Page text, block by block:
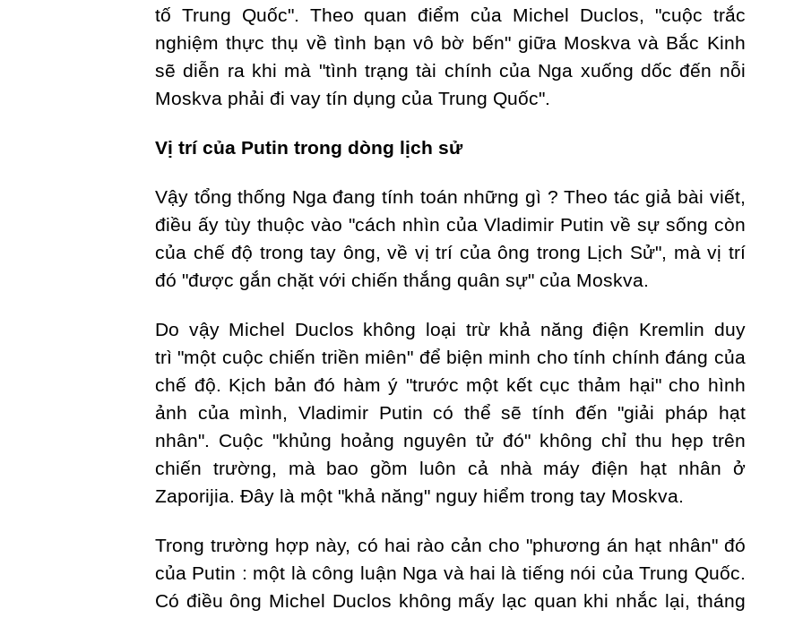
tố Trung Quốc". Theo quan điểm của Michel Duclos, "cuộc trắc
nghiệm thực thụ về tình bạn vô bờ bến" giữa Moskva và Bắc Kinh
sẽ diễn ra khi mà "tình trạng tài chính của Nga xuống dốc đến nỗi
Moskva phải đi vay tín dụng của Trung Quốc".
Vị trí của Putin trong dòng lịch sử
Vậy tổng thống Nga đang tính toán những gì ? Theo tác giả bài viết,
điều ấy tùy thuộc vào "cách nhìn của Vladimir Putin về sự sống còn
của chế độ trong tay ông, về vị trí của ông trong Lịch Sử", mà vị trí
đó "được gắn chặt với chiến thắng quân sự" của Moskva.
Do vậy Michel Duclos không loại trừ khả năng điện Kremlin duy
trì "một cuộc chiến triền miên" để biện minh cho tính chính đáng của
chế độ. Kịch bản đó hàm ý "trước một kết cục thảm hại" cho hình
ảnh của mình, Vladimir Putin có thể sẽ tính đến "giải pháp hạt
nhân". Cuộc "khủng hoảng nguyên tử đó" không chỉ thu hẹp trên
chiến trường, mà bao gồm luôn cả nhà máy điện hạt nhân ở
Zaporijia. Đây là một "khả năng" nguy hiểm trong tay Moskva.
Trong trường hợp này, có hai rào cản cho "phương án hạt nhân" đó
của Putin : một là công luận Nga và hai là tiếng nói của Trung Quốc.
Có điều ông Michel Duclos không mấy lạc quan khi nhắc lại, tháng